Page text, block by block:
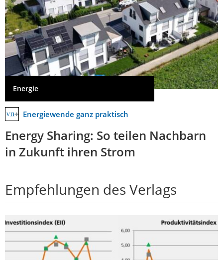
Energie
Energiewende ganz praktisch
Energy Sharing: So teilen Nachbarn
in Zukunft ihren Strom
Empfehlungen des Verlags